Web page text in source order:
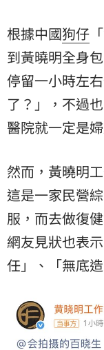
根據中國狗仔
到黃曉明全身
停留一小時左
了？」，不過
醫院就一定是
然而，黃曉明
這是一家民營
服，而去做復
網友見狀也表
任」、「無底